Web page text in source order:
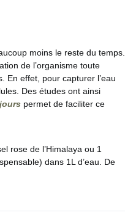
moins le reste du temps.
de l’organisme toute
En effet, pour capturer l’eau
Des études ont ainsi
permet de faciliter ce
rose de l’Himalaya ou 1
dans 1L d’eau. De